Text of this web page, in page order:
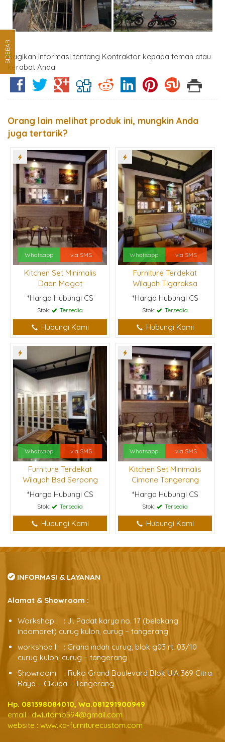
Bagikan informasi tentang Kontraktor kepada teman atau
kerabat Anda.
Orang lain melihat produk ini, mungkin Anda
juga tertarik?
Whatsapp via SMS
Kitchen Set Minimalis
Daan Mogot
*Harga Hubungi CS
Stok: Tersedia
Hubungi Kami
Whatsapp via SMS
Furniture Terdekat
Wilayah Tigaraksa
*Harga Hubungi CS
Stok: Tersedia
Hubungi Kami
Whatsapp via SMS
Furniture Terdekat
Wilayah Bsd Serpong
*Harga Hubungi CS
Stok: Tersedia
Hubungi Kami
Whatsapp via SMS
Kitchen Set Minimalis
Cimone Tangerang
*Harga Hubungi CS
Stok: Tersedia
Hubungi Kami
SIDEBAR
INFORMASI & LAYANAN
Alamat & Showroom :
Workshop l : Jl. Padat karya no. 17 (belakang
indomaret) curug kulon, curug – tangerang
workshop ll : Graha indah curug, blok g03 rt. 03/10
curug kulon, curug – tangerang
Showroom : Ruko Grand Boulevard Blok UIA 369 Citra
Raya – Cikupa – Tangerang
Hp. 081398084010, Wa.081291900949
email : dwiutomo594@gmail.com
website : www.kq-furniturecustom.com